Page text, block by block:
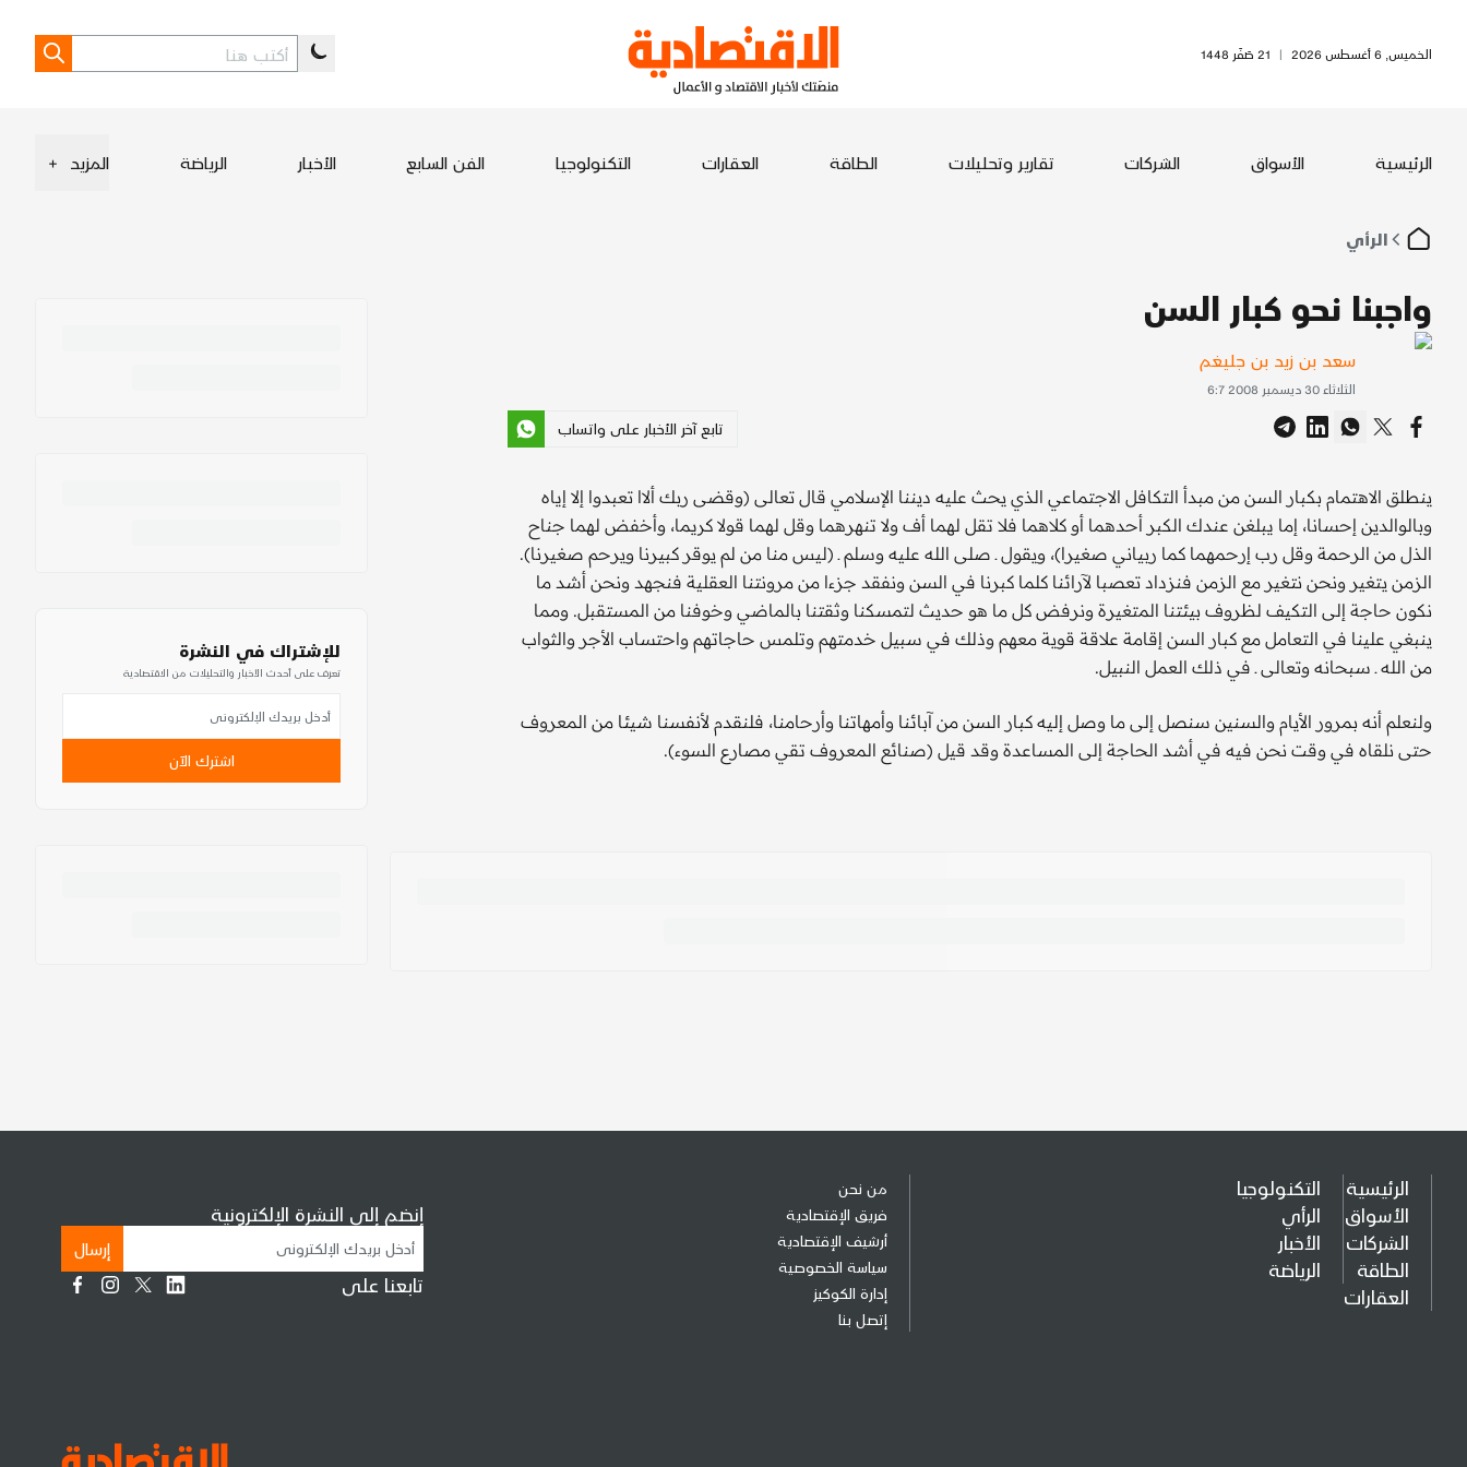
الخميس, 6 أغسطس 2026 | 21 صَفَر 1448
الرئيسية الأسواق الشركات تقارير وتحليلات الطاقة العقارات التكنولوجيا الفن السابع الأخبار الرياضة المزيد +
الرأي
واجبنا نحو كبار السن
سعد بن زيد بن جليغم
الثلاثاء 30 ديسمبر 2008 6:7
تابع آخر الأخبار على واتساب
ينطلق الاهتمام بكبار السن من مبدأ التكافل الاجتماعي الذي يحث عليه ديننا الإسلامي قال تعالى (وقضى ربك ألاا تعبدوا إلا إياه
وبالوالدين إحسانا، إما يبلغن عندك الكبر أحدهما أو كلاهما فلا تقل لهما أف ولا تنهرهما وقل لهما قولا كريما، وأخفض لهما جناح
الذل من الرحمة وقل رب إرحمهما كما ربياني صغيرا)، ويقول ـ صلى الله عليه وسلم ـ (ليس منا من لم يوقر كبيرنا ويرحم صغيرنا).
الزمن يتغير ونحن نتغير مع الزمن فنزداد تعصبا لآرائنا كلما كبرنا في السن ونفقد جزءا من مرونتنا العقلية فنجهد ونحن أشد ما
نكون حاجة إلى التكيف لظروف بيئتنا المتغيرة ونرفض كل ما هو حديث لتمسكنا وثقتنا بالماضي وخوفنا من المستقبل. ومما
ينبغي علينا في التعامل مع كبار السن إقامة علاقة قوية معهم وذلك في سبيل خدمتهم وتلمس حاجاتهم واحتساب الأجر والثواب
من الله ـ سبحانه وتعالى ـ في ذلك العمل النبيل.
ولنعلم أنه بمرور الأيام والسنين سنصل إلى ما وصل إليه كبار السن من آبائنا وأمهاتنا وأرحامنا، فلنقدم لأنفسنا شيئا من المعروف
حتى نلقاه في وقت نحن فيه في أشد الحاجة إلى المساعدة وقد قيل (صنائع المعروف تقي مصارع السوء).
للإشتراك في النشرة
تعرف على أحدث الأخبار والتحليلات من الاقتصادية
اشترك الآن
الرئيسية
الأسواق
الشركات
الطاقة
العقارات
التكنولوجيا
الرأي
الأخبار
الرياضة
من نحن
فريق الإقتصادية
أرشيف الإقتصادية
سياسة الخصوصية
إدارة الكوكيز
إتصل بنا
إنضم إلى النشرة الإلكترونية
إرسال
تابعنا على